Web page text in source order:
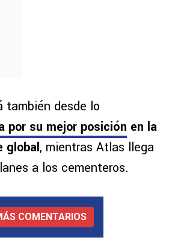
también desde lo
por su mejor posición en la
global, mientras Atlas llega
a los cementeros.
COMENTARIOS